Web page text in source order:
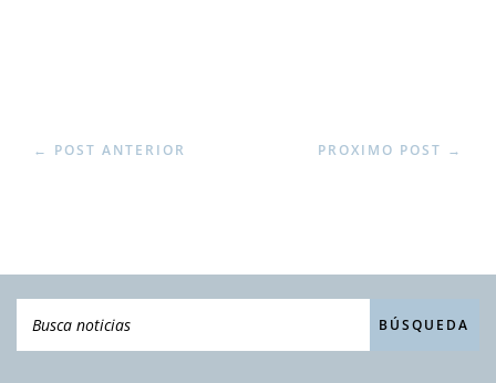
← POST ANTERIOR PROXIMO POST →